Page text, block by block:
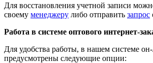
Для восстановления учетной записи
своему менеджеру либо отправить запрос
Работа в системе оптового интернет-
Для удобства работы, в нашем системе он-
предусмотрены следующие опции: